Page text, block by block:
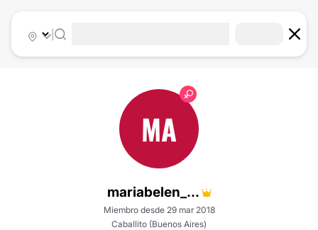
|
MA
mariabelen_...
Miembro desde 29 mar 2018
Caballito (Buenos Aires)